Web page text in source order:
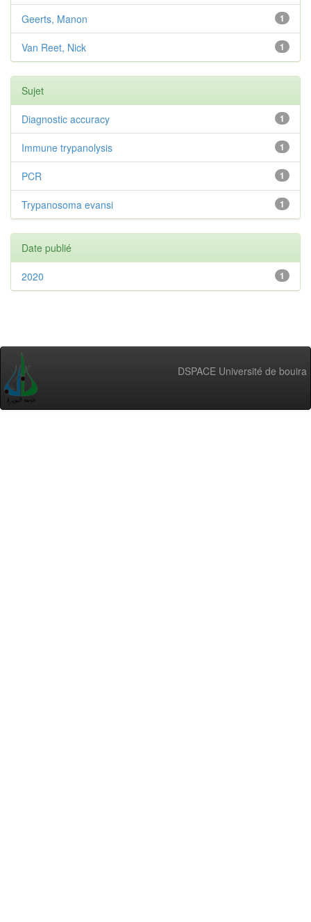
1
Geerts, Manon
1
Van Reet, Nick
Sujet
1
Diagnostic accuracy
1
Immune trypanolysis
1
PCR
1
Trypanosoma evansi
Date publié
1
2020
DSPACE Université de bouira